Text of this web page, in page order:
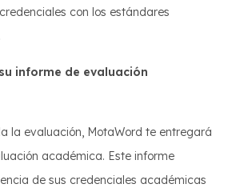
con los estándares
informe de evaluación
la evaluación, MotaWord te entregará
académica. Este informe
de sus credenciales académicas